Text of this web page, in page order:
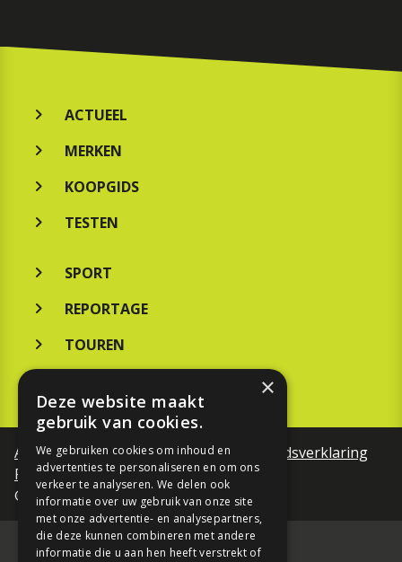
ACTUEEL
MERKEN
KOOPGIDS
TESTEN
SPORT
REPORTAGE
TOUREN
Algemene voorwaarden Toegankelijkheidsverklaring
Privacy Policy
©Motorfreaks 2026
×
Deze website maakt
gebruik van cookies.
We gebruiken cookies om inhoud en
advertenties te personaliseren en om ons
verkeer te analyseren. We delen ook
informatie over uw gebruik van onze site
met onze advertentie- en analysepartners,
die deze kunnen combineren met andere
informatie die u aan hen heeft verstrekt of